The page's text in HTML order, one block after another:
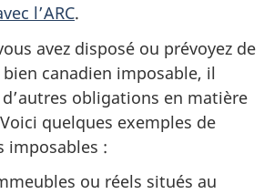
l’ARC.
avez disposé ou prévoyez de
canadien imposable, il
obligations en matière
quelques exemples de
imposables :
ou réels situés au